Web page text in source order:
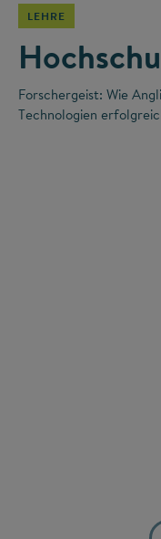
LEHRE
Forschergeist: Wie
Technologien